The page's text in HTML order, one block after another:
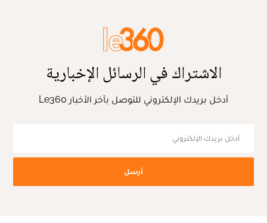
الاشتراك في الرسائل الإخبارية
أدخل بريدك الإلكتروني للتوصل بآخر الأخبار Le360
أرسل